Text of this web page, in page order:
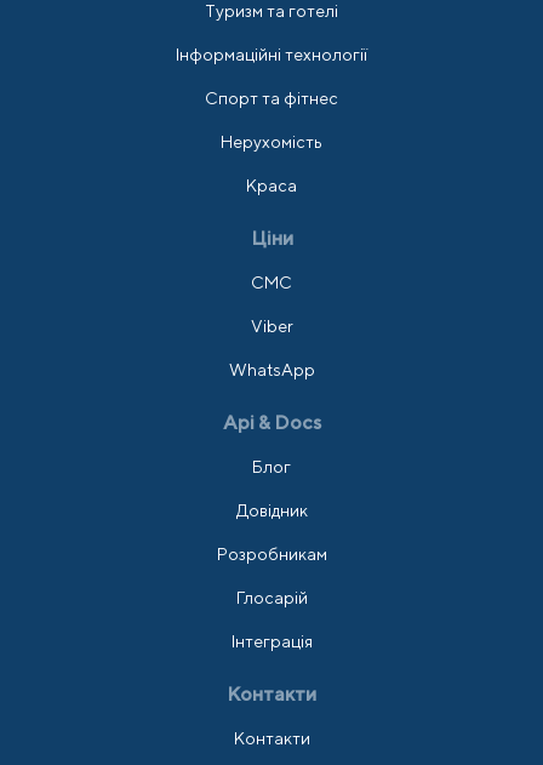
Туризм та готелі
Інформаційні технології
Спорт та фітнес
Нерухомість
Краса
Ціни
СМС
Viber
WhatsApp
Api & Docs
Блог
Довідник
Розробникам
Глосарій
Інтеграція
Контакти
Контакти